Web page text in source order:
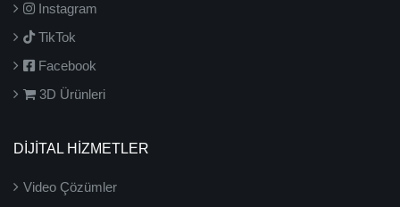
Instagram
TikTok
Facebook
3D Ürünleri
DİJİTAL HİZMETLER
Video Çözümler